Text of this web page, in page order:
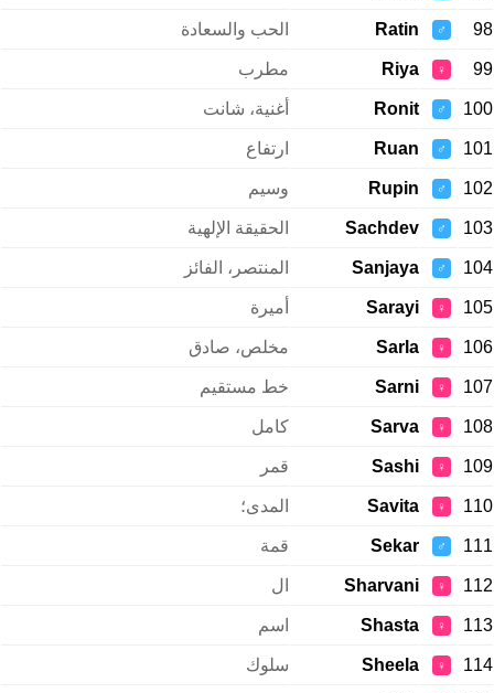
98
♂
Ratin الحب والسعادة
99
♀
Riya مطرب
100
♂
Ronit أغنية، شانت
101
♂
Ruan ارتفاع
102
♂
Rupin وسيم
103
♂
Sachdev الحقيقة الإلهية
104
♂
Sanjaya المنتصر، الفائز
105
♀
Sarayi أميرة
106
♀
Sarla مخلص، صادق
107
♀
Sarni خط مستقيم
108
♀
Sarva كامل
109
♀
Sashi قمر
110
♀
Savita المدى؛
111
♂
Sekar قمة
112
♀
Sharvani ال
113
♀
Shasta اسم
114
♀
Sheela سلوك